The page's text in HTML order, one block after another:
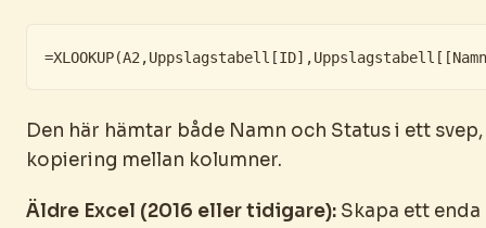
Den här hämtar både Namn och Status i ett
kopiering mellan kolumner.
Äldre Excel (2016 eller tidigare): Skapa ett enda